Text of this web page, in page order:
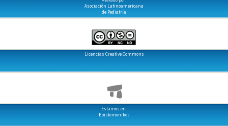
Asociación Latinoamericana
de Pediatría
Licencias Creative Commons
Estamos en:
Epistemonikos